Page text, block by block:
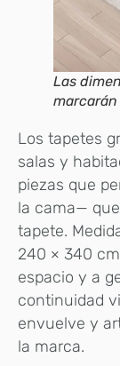
Las
Los tapetes
salas y
piezas que
la cama—
tapete.
240 × 340
espacio y a
continuidad
envuelve y
la marca.